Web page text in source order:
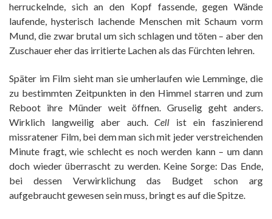
herruckelnde, sich an den Kopf fassende, gegen Wände
laufende, hysterisch lachende Menschen mit Schaum vorm
Mund, die zwar brutal um sich schlagen und töten – aber den
Zuschauer eher das irritierte Lachen als das Fürchten lehren.
Später im Film sieht man sie umherlaufen wie Lemminge, die
zu bestimmten Zeitpunkten in den Himmel starren und zum
Reboot ihre Münder weit öffnen. Gruselig geht anders.
Wirklich langweilig aber auch.Cell ist ein faszinierend
missratener Film, bei dem man sich mit jeder verstreichenden
Minute fragt, wie schlecht es noch werden kann – um dann
doch wieder überrascht zu werden. Keine Sorge: Das Ende,
bei dessen Verwirklichung das Budget schon arg
aufgebraucht gewesen sein muss, bringt es auf die Spitze.